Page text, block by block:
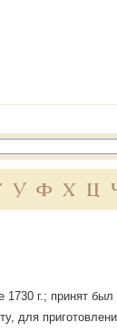
У Ф Х Ц
г.; принят был
для